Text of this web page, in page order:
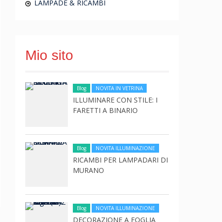
LAMPADE & RICAMBI
Mio sito
Blog NOVITA IN VETRINA
ILLUMINARE CON STILE: I
FARETTI A BINARIO
Blog NOVITA ILLUMINAZIONE
RICAMBI PER LAMPADARI DI
MURANO
Blog NOVITA ILLUMINAZIONE
DECORAZIONE A FOGLIA